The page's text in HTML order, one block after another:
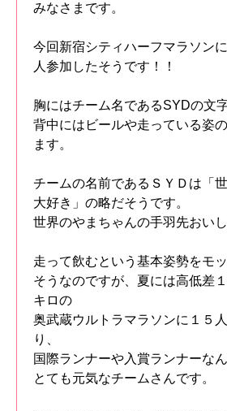
みなさまです。
今回新宿シティハーフマラソン
人参加したそうです！！
胸にはチーム名であるSYDの文字
背中にはビールや走っている姿
ます。
チームの名前であるＳＹＤは「
大好き」の略だそうです。
世界のやまちゃんの手羽先おい
走って飲むという基本姿勢をモ
そうなのですが、夏には高低差
キロの
奥武蔵ウルトラマラソンに１５
り、
国際ランナーや入賞ランナーな
とても元気なチームさんです。